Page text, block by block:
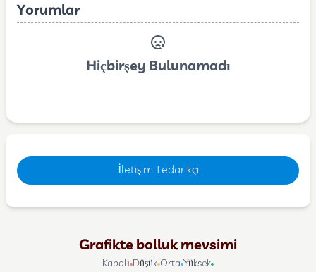
Yorumlar
Hiçbirşey Bulunamadı
İletişim Tedarikçi
Grafikte bolluk mevsimi
Yüksek
Orta
Düşük
Kapalı